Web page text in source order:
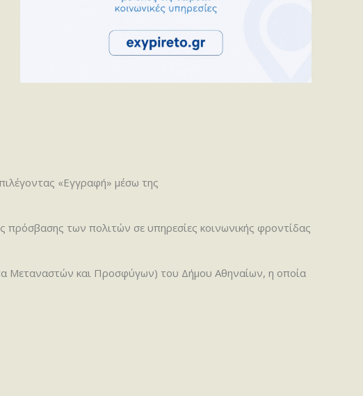
«Εγγραφή» μέσω της
πρόσβασης των πολιτών σε υπηρεσίες κοινωνικής φροντίδας
Μεταναστών και Προσφύγων) του Δήμου Αθηναίων, η οποία